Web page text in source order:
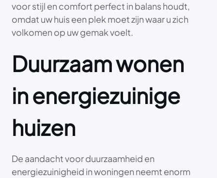
voor stijl en comfort perfect in balans houdt,
omdat uw huis een plek moet zijn waar u zich
volkomen op uw gemak voelt.
Duurzaam wonen
in energiezuinige
huizen
De aandacht voor duurzaamheid en
energiezuinigheid in woningen neemt enorm